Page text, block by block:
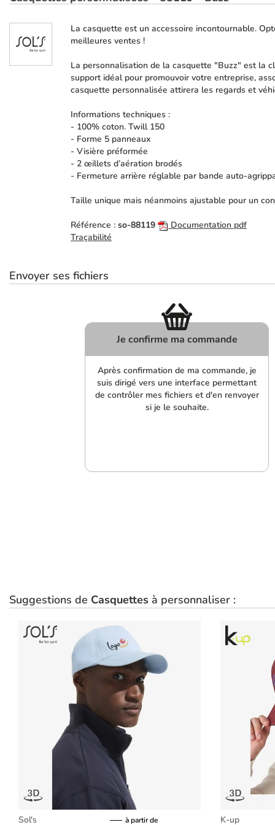
La casquette est un accessoire incontournable.
meilleures ventes !
La personnalisation de la casquette "Buzz" est la
support idéal pour promouvoir votre entreprise,
casquette personnalisée attirera les regards et
Informations techniques :
- 100% coton. Twill 150
- Forme 5 panneaux
- Visière préformée
- 2 œillets d’aération brodés
- Fermeture arrière réglable par bande auto-
Taille unique mais néanmoins ajustable pour un
Référence : so-88119
Documentation pdf
Traçabilité
Envoyer ses fichiers
Je confirme ma commande
Après confirmation de ma commande, je
suis dirigé vers une interface permettant
de contrôler mes fichiers et d'en renvoyer
si je le souhaite.
Suggestions de Casquettes à personnaliser :
Sol's à partir de K-up